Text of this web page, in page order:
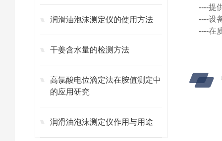
润滑油泡沫测定仪的使用方法
干姜含水量的检测方法
高氯酸电位滴定法在胺值测定中
的应用研究
润滑油泡沫测定仪作用与用途
----提
----设
----在